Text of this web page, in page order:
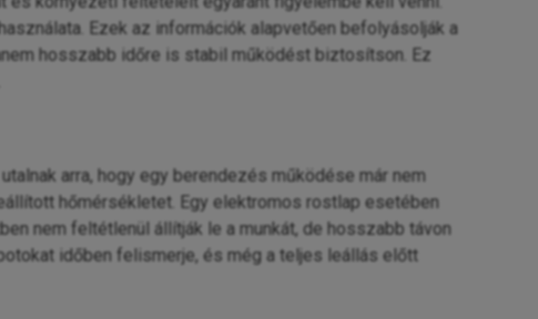
Ezek az információk alapvetően befolyásolják a
hosszabb időre is stabil működést biztosítson. Ez
arra, hogy egy berendezés működése már nem
hőmérsékletet. Egy elektromos rostlap esetében
nem feltétlenül állítják le a munkát, de hosszabb távon
időben felismerje, és még a teljes leállás előtt